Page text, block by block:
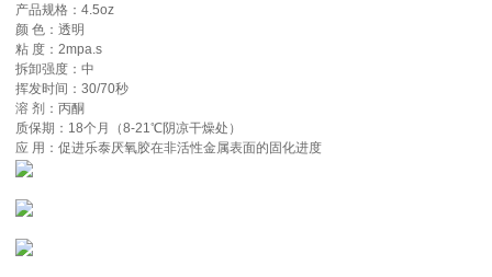
产品规格：4.5oz
颜 色：透明
粘 度：2mpa.s
拆卸强度：中
挥发时间：30/70秒
溶 剂：丙酮
质保期：18个月（8-21℃阴凉干燥处）
应 用：促进乐泰厌氧胶在非活性金属表面的固化进度